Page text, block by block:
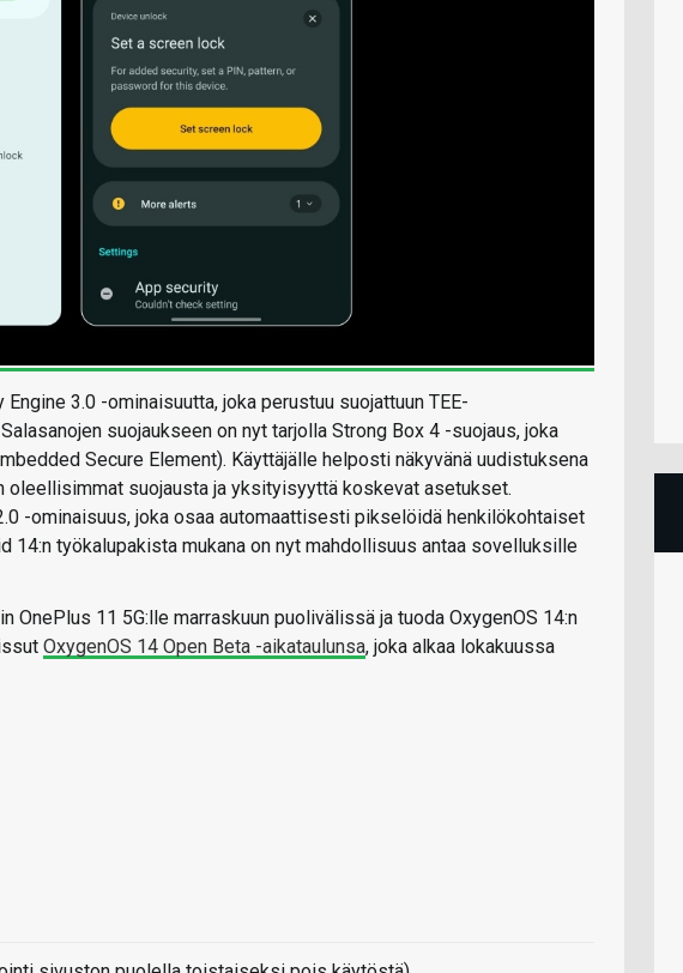
3.0 -ominaisuutta, joka perustuu suojattuun TEE-
suojaukseen on nyt tarjolla Strong Box 4 -suojaus, joka
Secure Element). Käyttäjälle helposti näkyvänä uudistuksena
oleellisimmat suojausta ja yksityisyyttä koskevat asetukset.
-ominaisuus, joka osaa automaattisesti pikselöidä henkilökohtaiset
työkalupakista mukana on nyt mahdollisuus antaa sovelluksille
OnePlus 11 5G:lle marraskuun puolivälissä ja tuoda OxygenOS 14:n
OxygenOS 14 Open Beta -aikataulunsa, joka alkaa lokakuussa